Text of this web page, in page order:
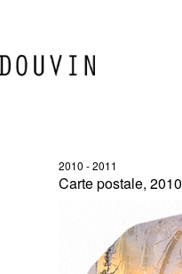
2010 - 2011
Carte postale, 2010